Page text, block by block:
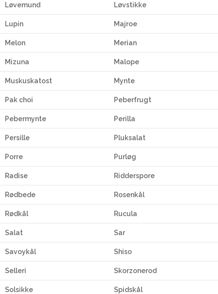
Løvemund Løvstikke
Lupin Majroe
Melon Merian
Mizuna Malope
Muskuskatost Mynte
Pak choi Peberfrugt
Pebermynte Perilla
Persille Pluksalat
Porre Purløg
Radise Ridderspore
Rødbede Rosenkål
Rødkål Rucula
Salat Sar
Savoykål Shiso
Selleri Skorzonerod
Solsikke Spidskål